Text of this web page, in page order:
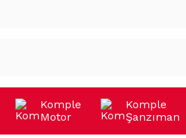
Komple
Motor
Komple
Şanzıman